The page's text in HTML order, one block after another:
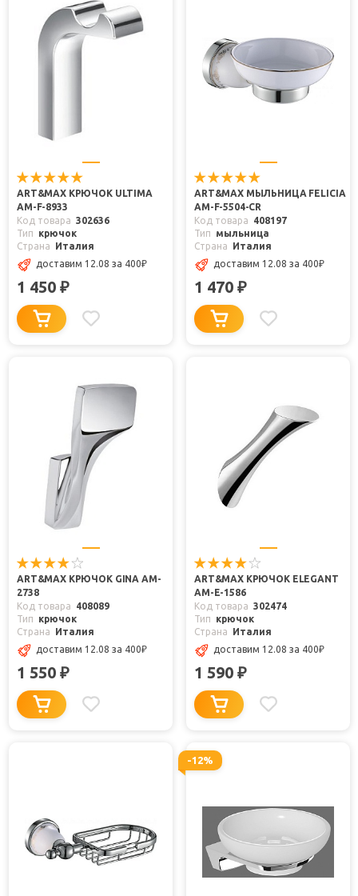
ART&MAX КРЮЧОК ULTIMA
AM-F-8933
Код товара 302636
Тип
крючок
Страна
Италия
доставим 12.08 за 400₽
1 450 ₽
ART&MAX МЫЛЬНИЦА FELICIA
AM-F-5504-CR
Код товара
408197
Тип
мыльница
Страна
Италия
доставим 12.08 за 400₽
1 470 ₽
ART&MAX КРЮЧОК GINA AM-
2738
Код товара
408089
Тип
крючок
Страна
Италия
доставим 12.08 за 400₽
1 550 ₽
ART&MAX КРЮЧОК ELEGANT
AM-E-1586
Код товара 302474
Тип
крючок
Страна
Италия
доставим 12.08 за 400₽
1 590 ₽
-12%